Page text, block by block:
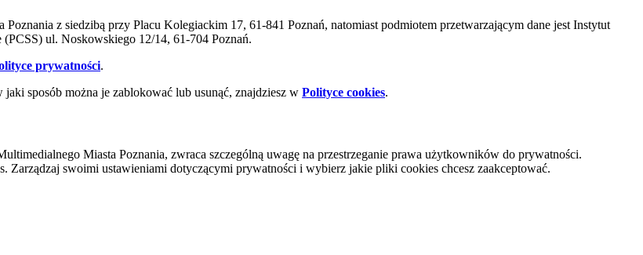
z siedzibą przy Placu Kolegiackim 17, 61-841 Poznań, natomiast podmiotem przetwarzającym dane jest Instytut
ul. Noskowskiego 12/14, 61-704 Poznań.
prywatności.
sposób można je zablokować lub usunąć, znajdziesz w Polityce cookies.
Miasta Poznania, zwraca szczególną uwagę na przestrzeganie prawa użytkowników do prywatności.
Zarządzaj swoimi ustawieniami dotyczącymi prywatności i wybierz jakie pliki cookies chcesz zaakceptować.